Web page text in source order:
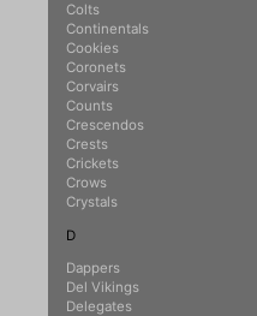
Colts
Continentals
Cookies
Coronets
Corvairs
Counts
Crescendos
Crests
Crickets
Crows
Crystals
D
Dappers
Del Vikings
Delegates